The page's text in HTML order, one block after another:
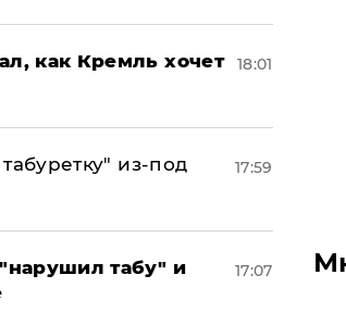
как Кремль хочет
18:01
из-под
17:59
табу" и
17:07